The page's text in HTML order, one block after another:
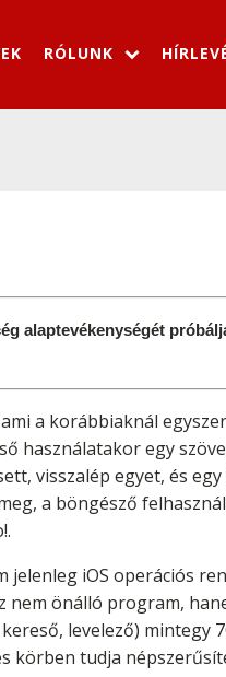
RÓLUNK
alaptevékenységét
a korábbiaknál
használatakor egy
visszalép egyet, és
a böngésző
iOS operációs
nem önálló program,
levelező) mintegy
körben tudja